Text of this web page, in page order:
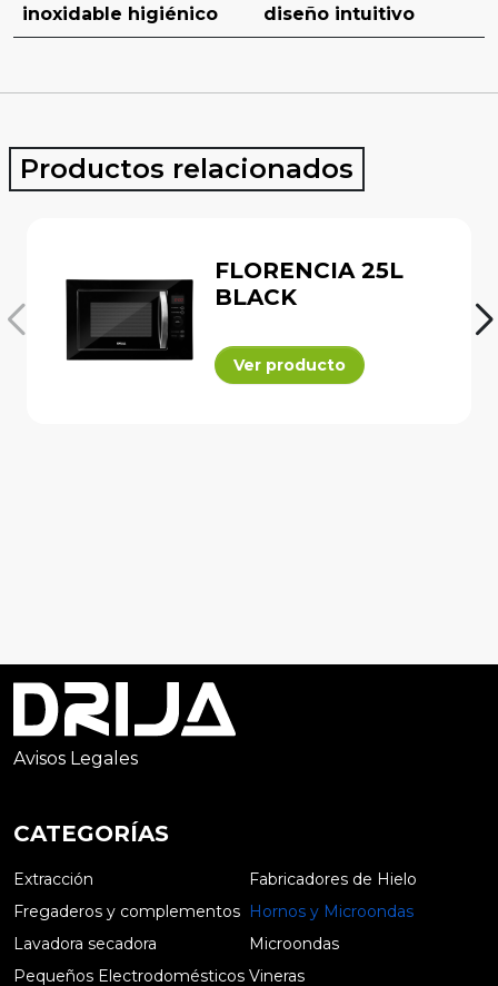
inoxidable higiénico
diseño intuitivo
Productos relacionados
FLORENCIA 25L
BLACK
Ver producto
Avisos Legales
CATEGORÍAS
Extracción
Fabricadores de Hielo
Fregaderos y complementos Hornos y Microondas
Lavadora secadora
Microondas
Pequeños Electrodomésticos Vineras